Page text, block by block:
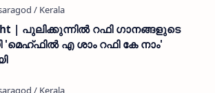
| പുലിക്കുന്നിൽ റഫി ഗാനങ്ങളുടെ
എ ശാം റഫി കേ നാം'